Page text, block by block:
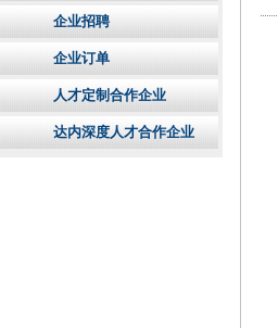
企业招聘
企业订单
人才定制合作企业
达内深度人才合作企业